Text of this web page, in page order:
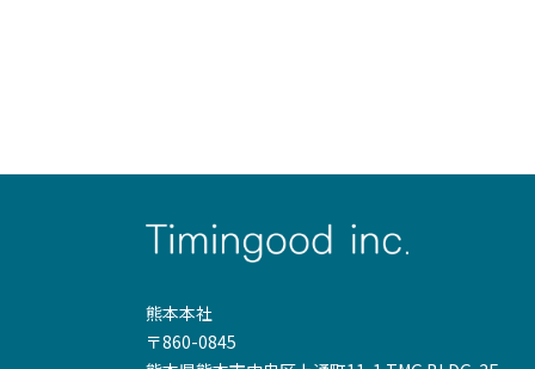
熊本本社
〒860-0845